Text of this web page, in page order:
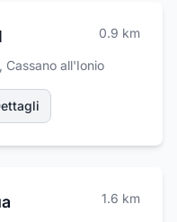
0.9 km
, Cassano all'Ionio
1.6 km